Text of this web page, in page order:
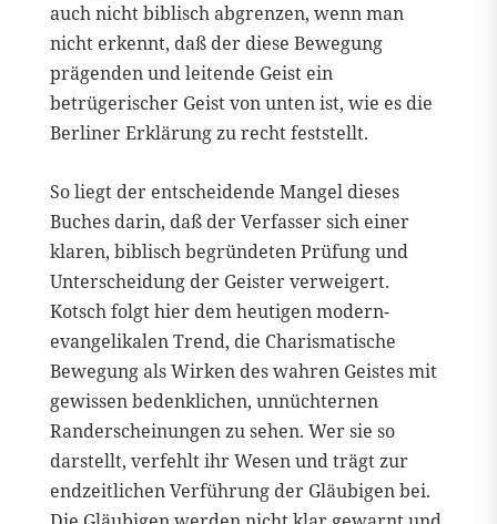
auch nicht biblisch abgrenzen, wenn man
nicht erkennt, daß der diese Bewegung
prägenden und leitende Geist ein
betrügerischer Geist von unten ist, wie es die
Berliner Erklärung zu recht feststellt.
So liegt der entscheidende Mangel dieses
Buches darin, daß der Verfasser sich einer
klaren, biblisch begründeten Prüfung und
Unterscheidung der Geister verweigert.
Kotsch folgt hier dem heutigen modern-
evangelikalen Trend, die Charismatische
Bewegung als Wirken des wahren Geistes mit
gewissen bedenklichen, unnüchternen
Randerscheinungen zu sehen. Wer sie so
darstellt, verfehlt ihr Wesen und trägt zur
endzeitlichen Verführung der Gläubigen bei.